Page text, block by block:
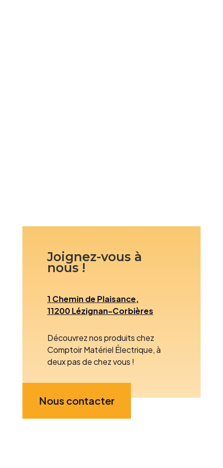
Joignez-vous à
nous !
1 Chemin de Plaisance,
11200 Lézignan-Corbières
Découvrez nos produits chez
Comptoir Matériel Électrique, à
deux pas de chez vous !
Nous contacter